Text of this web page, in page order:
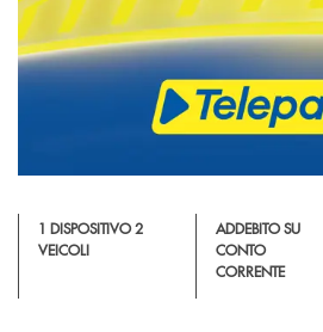
1 DISPOSITIVO 2
VEICOLI
ADDEBITO SU
CONTO
CORRENTE